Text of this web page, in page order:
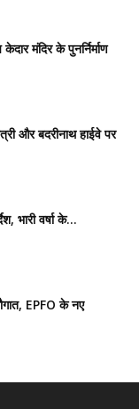
मंदिर के पुनर्निर्माण
और बदरीनाथ हाईवे पर
भारी वर्षा के...
EPFO के नए